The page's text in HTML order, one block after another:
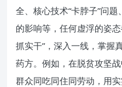
全、核心技术“卡脖子”问
的影响等，任何虚浮的姿
抓实干”，深入一线，掌握
药方。例如，在脱贫攻坚
群众同吃同住同劳动，用